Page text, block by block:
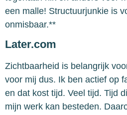
een malle! Structuurjunkie is
onmisbaar.**
Later.com
Zichtbaarheid is belangrijk
voor mij dus. Ik ben actief op
en dat kost tijd. Veel tijd. Tijd
mijn werk kan besteden.